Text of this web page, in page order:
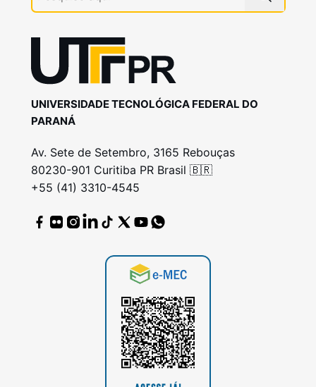
UNIVERSIDADE TECNOLÓGICA FEDERAL DO
PARANÁ
Av. Sete de Setembro, 3165 Rebouças
80230-901 Curitiba PR Brasil 🇧🇷
+55 (41) 3310-4545